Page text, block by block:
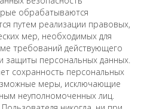
обрабатываются
путем реализации правовых,
мер, необходимых для
требований действующего
защиты персональных данных.
сохранность персональных
меры, исключающие
неуполномоченных лиц.